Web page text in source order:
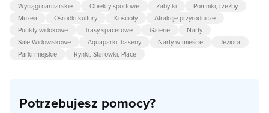
Wyciągi narciarskie Obiekty sportowe Zabytki
Pomniki, rzeźby
Muzea
Ośrodki kultury Kościoły
Atrakcje przyrodnicze
Punkty widokowe
Trasy spacerowe Galerie
Narty
Sale Widowiskowe
Aquaparki, baseny Narty w mieście
Jeziora
Parki miejskie
Rynki, Starówki, Place
Potrzebujesz pomocy?